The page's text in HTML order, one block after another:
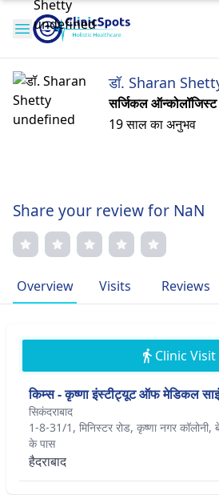
डॉ. Sharan
सर्जिकल ऑन्कोलॉजिस्ट
19 साल का अनुभव
Share your review for NaN
Overview Visits Reviews
Clinic Visit
किम्स - कृष्णा इंस्टीट्यूट ऑफ मेडिकल
सिकंदराबाद
1-8-31/1, मिनिस्टर रोड, कृष्णा नगर कॉलोनी,
के पास
हैदराबाद